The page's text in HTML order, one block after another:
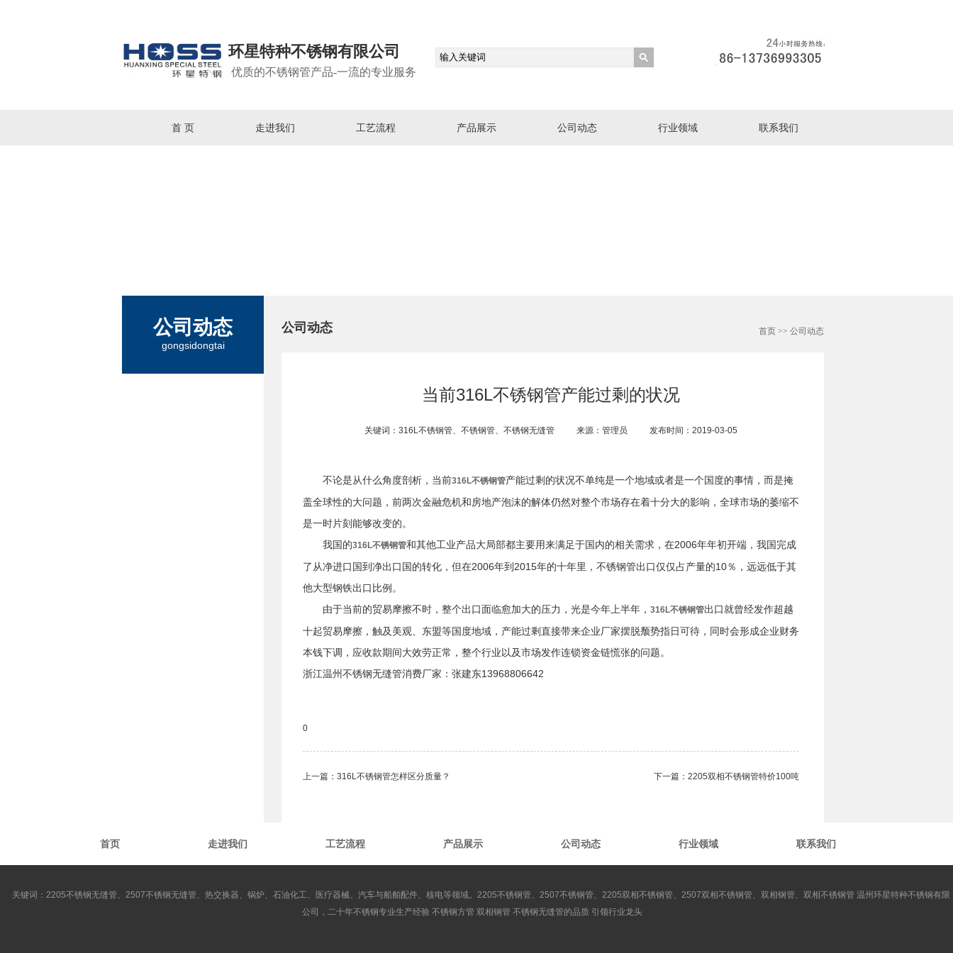
环星特种不锈钢有限公司
优质的不锈钢管产品-一流的专业服务
首 页 走进我们 工艺流程 产品展示 公司动态 行业领域 联系我们
公司动态
gongsidongtai
公司动态 首页 >> 公司动态
当前316L不锈钢管产能过剩的状况
关键词：316L不锈钢管、不锈钢管、不锈钢无缝管 来源：管理员 发布时间：2019-03-05
不论是从什么角度剖析，当前316L不锈钢管产能过剩的状况不单纯是一个地域或者是一个国度的事情，而是掩
盖全球性的大问题，前两次金融危机和房地产泡沫的解体仍然对整个市场存在着十分大的影响，全球市场的萎缩不
是一时片刻能够改变的。
我国的316L不锈钢管和其他工业产品大局部都主要用来满足于国内的相关需求，在2006年年初开端，我国完成
了从净进口国到净出口国的转化，但在2006年到2015年的十年里，不锈钢管出口仅仅占产量的10％，远远低于其
他大型钢铁出口比例。
由于当前的贸易摩擦不时，整个出口面临愈加大的压力，光是今年上半年， 316L不锈钢管出口就曾经发作超越
十起贸易摩擦，触及美观、东盟等国度地域，产能过剩直接带来企业厂家摆脱颓势指日可待，同时会形成企业财务
本钱下调，应收款期间大效劳正常，整个行业以及市场发作连锁资金链慌张的问题。
浙江温州不锈钢无缝管消费厂家：张建东13968806642
0
上一篇： 316L不锈钢管怎样区分质量？ 下一篇： 2205双相不锈钢管​特价100吨
首页 走进我们 工艺流程 产品展示 公司动态 行业领域 联系我们
关键词：2205不锈钢无缝管、2507不锈钢无缝管、热交换器、锅炉、石油化工、医疗器械、汽车与船舶配件、核电等领域。2205不锈钢管、2507不锈钢管、2205双相不锈钢管、2507双相不锈钢管、双相钢管、双相不锈钢管 温州环星特种不锈钢有限
公司，二十年不锈钢专业生产经验 不锈钢方管 双相钢管 不锈钢无缝管的品质 引领行业龙头